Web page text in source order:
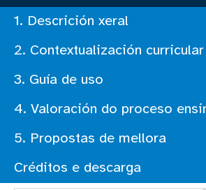
1. Descrición xeral
2. Contextualización curricular
3. Guía de uso
4. Valoración do proceso
5. Propostas de mellora
Créditos e descarga